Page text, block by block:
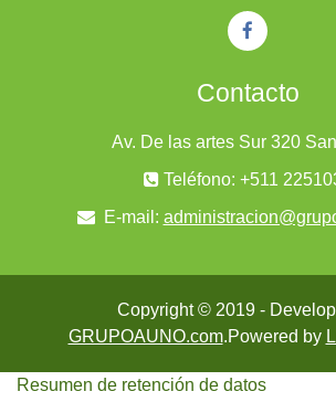
Contacto
Av. De las artes Sur 320
Teléfono: +511
E-mail:
Copyright © 2019 -
GRUPOAUNO.com.Powered by
Resumen de retención de datos